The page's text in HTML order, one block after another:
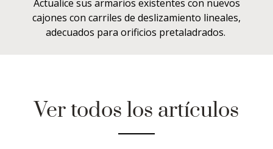
Actualice sus armarios existentes con nuevos
cajones con carriles de deslizamiento lineales,
adecuados para orificios pretaladrados.
Ver todos los artículos